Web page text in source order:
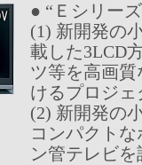
● “Ｅシリー
(1) 新開発の
載した3LCD
ツ等を高画
けるプロジ
(2) 新開発の
コンパクト
ン管テレビ